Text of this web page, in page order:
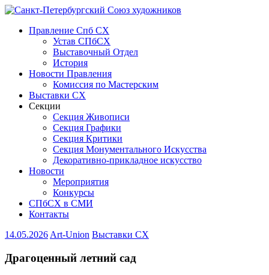
Правление Спб СХ
Устав СПбСХ
Выставочный Отдел
История
Новости Правления
Комиссия по Мастерским
Выставки СХ
Секции
Секция Живописи
Секция Графики
Секция Критики
Секция Монументального Искусства
Декоративно-прикладное искусство
Новости
Мероприятия
Конкурсы
СПбСХ в СМИ
Контакты
14.05.2026 Art-Union Выставки СХ
Драгоценный летний сад